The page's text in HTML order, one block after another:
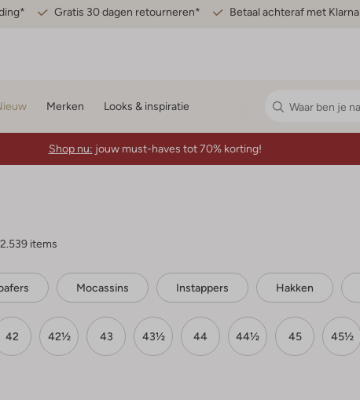
Gratis 30 dagen retourneren* Betaal achteraf met Klarna
Merken Looks & inspiratie
Shop nu: jouw must-haves tot 70% korting!
2.539 items
Mocassins Instappers Hakken
42 42½ 43 43½ 44 44½ 45 45½